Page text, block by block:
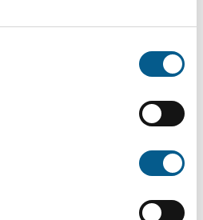
Ergebnisse
von Bereichen oder
Suchen